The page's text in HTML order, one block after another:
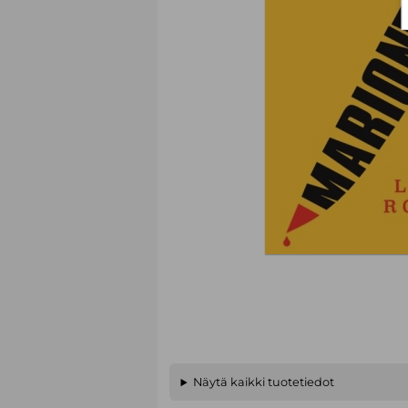
Näytä kaikki tuotetiedot